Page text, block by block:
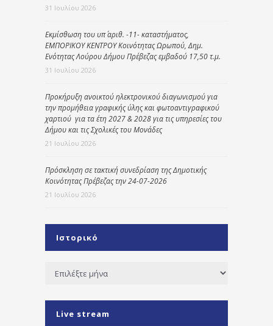
31 Ιουλίου 2026
Εκμίσθωση του υπ΄ αριθ. -11- καταστήματος,
ΕΜΠΟΡΙΚΟΥ ΚΕΝΤΡΟΥ Κοινότητας Ωρωπού, Δημ.
Ενότητας Λούρου Δήμου Πρέβεζας εμβαδού 17,50 τ.μ.
31 Ιουλίου 2026
Προκήρυξη ανοικτού ηλεκτρονικού διαγωνισμού για
την προμήθεια γραφικής ύλης και φωτοαντιγραφικού
χαρτιού για τα έτη 2027 & 2028 για τις υπηρεσίες του
Δήμου και τις Σχολικές του Μονάδες
21 Ιουλίου 2026
Πρόσκληση σε τακτική συνεδρίαση της Δημοτικής
Κοινότητας Πρέβεζας την 24-07-2026
21 Ιουλίου 2026
Ιστορικό
Ιστορικό
Live stream